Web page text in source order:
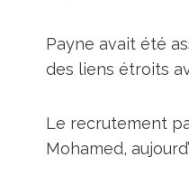
Payne avait été
des liens étroits
Le recrutement
Mohamed,